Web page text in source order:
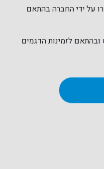
על ידי החברה בהתאם
לזמינות הדגמים